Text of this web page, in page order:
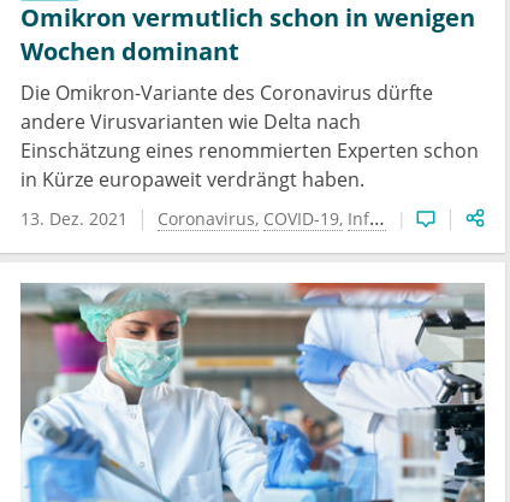
Omikron vermutlich schon in wenigen
Wochen dominant
Die Omikron-Variante des Coronavirus dürfte
andere Virusvarianten wie Delta nach
Einschätzung eines renommierten Experten schon
in Kürze europaweit verdrängt haben.
13. Dez. 2021 Coronavirus COVID-19 Infektionen